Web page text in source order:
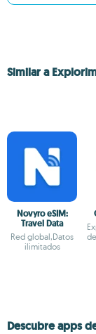
Similar a
Novyro eSIM:
Travel Data
Red global,Datos
ilimitados
Descubre apps